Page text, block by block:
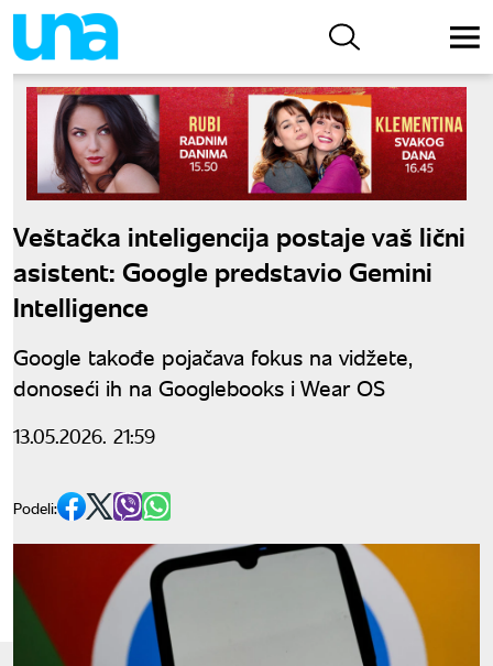
Veštačka inteligencija postaje vaš lični
asistent: Google predstavio Gemini
Intelligence
Google takođe pojačava fokus na vidžete,
donoseći ih na Googlebooks i Wear OS
13.05.2026. 21:59
Podeli: